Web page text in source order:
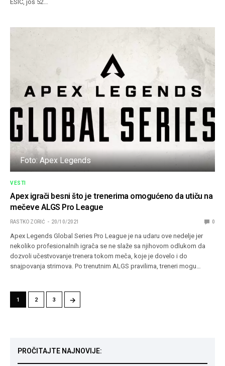
ESIC, još 52…
Foto: Apex Legends
VESTI
Apex igrači besni što je trenerima omogućeno da utiču na
mečeve ALGS Pro League
RASTKO ZORIĆ 20/10/2021 0
Apex Legends Global Series Pro League je na udaru ove nedelje jer
nekoliko profesionalnih igrača se ne slaže sa njihovom odlukom da
dozvoli učestvovanje trenera tokom meča, koje je dovelo i do
snajpovanja strimova. Po trenutnim ALGS pravilima, treneri mogu…
1 2 3 →
PROČITAJTE NAJNOVIJE: